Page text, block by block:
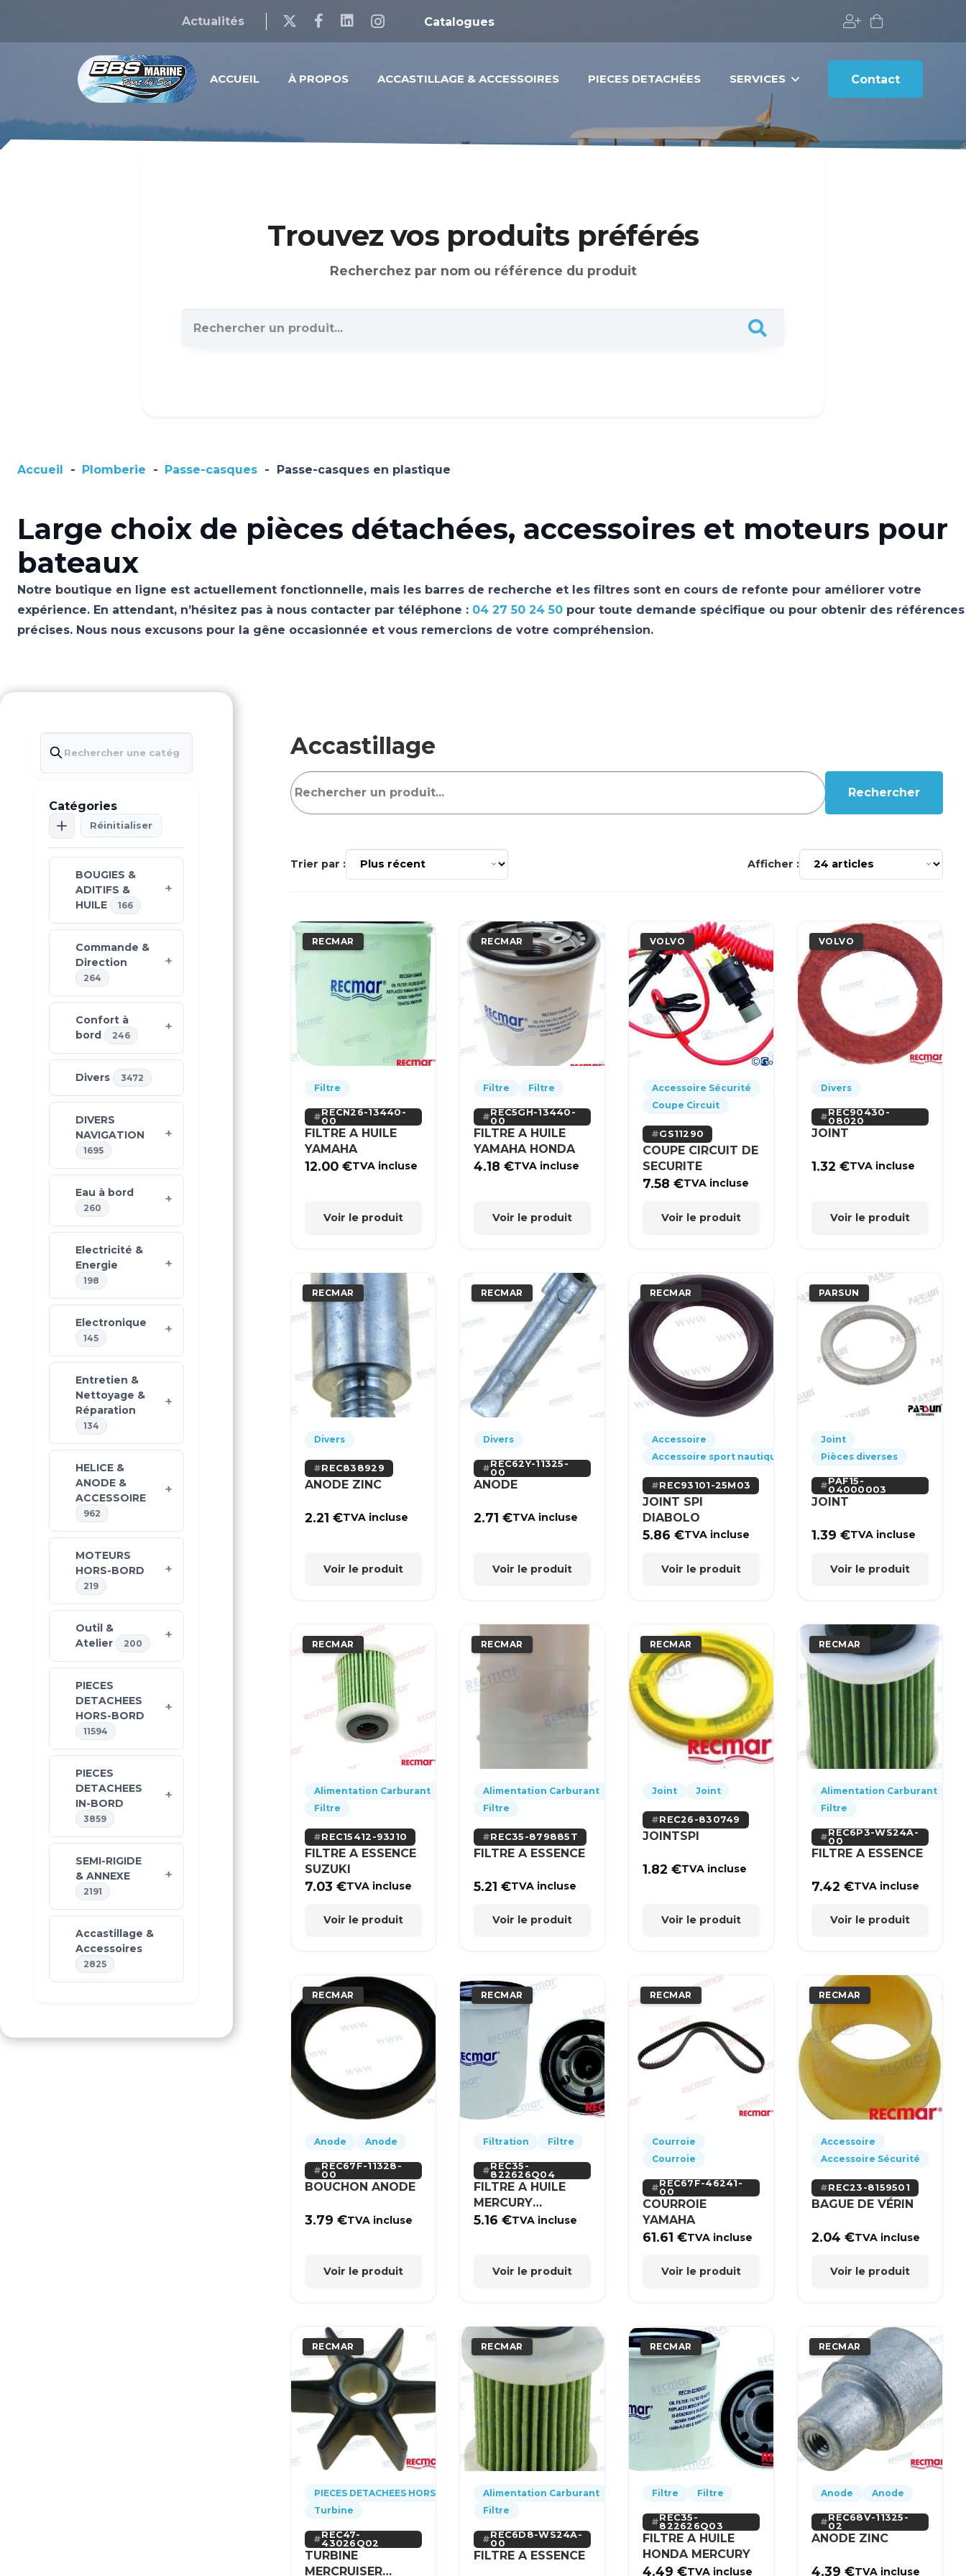
Actualités Catalogues
ACCUEIL À PROPOS ACCASTILLAGE & ACCESSOIRES PIECES DETACHÉES SERVICES Contact
Trouvez vos produits préférés
Recherchez par nom ou référence du produit
Accueil - Plomberie - Passe-casques - Passe-casques en plastique
Large choix de pièces détachées, accessoires et moteurs pour
bateaux
Notre boutique en ligne est actuellement fonctionnelle, mais les barres de recherche et les filtres sont en cours de refonte pour améliorer votre
expérience. En attendant, n’hésitez pas à nous contacter par téléphone : 04 27 50 24 50 pour toute demande spécifique ou pour obtenir des références
précises. Nous nous excusons pour la gêne occasionnée et vous remercions de votre compréhension.
Catégories
Réinitialiser
BOUGIES &
ADITIFS &
HUILE
166
Commande &
Direction
264
Confort à
bord
246
Divers 3472
DIVERS
NAVIGATION
1695
Eau à bord
260
Electricité &
Energie
198
Electronique
145
Entretien &
Nettoyage &
Réparation
134
HELICE &
ANODE &
ACCESSOIRE
962
MOTEURS
HORS-BORD
219
Outil &
Atelier
200
PIECES
DETACHEES
HORS-BORD
11594
PIECES
DETACHEES
IN-BORD
3859
SEMI-RIGIDE
& ANNEXE
2191
Accastillage &
Accessoires
2825
Accastillage
Rechercher
Trier par : Afficher :
RECMAR
Filtre
RECN26-13440-
00
FILTRE A HUILE
YAMAHA
12.00€TVA incluse
Voir le produit
RECMAR
Filtre Filtre
REC5GH-13440-
00
FILTRE A HUILE
YAMAHA HONDA
4.18€TVA incluse
Voir le produit
VOLVO
Accessoire Sécurité
Coupe Circuit
GS11290
COUPE CIRCUIT DE
SECURITE
7.58€TVA incluse
Voir le produit
VOLVO
Divers
REC90430-
08020
JOINT
1.32€TVA incluse
Voir le produit
RECMAR
Divers
REC838929
ANODE ZINC
2.21€TVA incluse
Voir le produit
RECMAR
Divers
REC62Y-11325-
00
ANODE
2.71€TVA incluse
Voir le produit
RECMAR
Accessoire
Accessoire sport nautique
REC93101-25M03
JOINT SPI
DIABOLO
5.86€TVA incluse
Voir le produit
PARSUN
Joint
Pièces diverses
PAF15-
04000003
JOINT
1.39€TVA incluse
Voir le produit
RECMAR
Alimentation Carburant
Filtre
REC15412-93J10
FILTRE A ESSENCE
SUZUKI
7.03€TVA incluse
Voir le produit
RECMAR
Alimentation Carburant
Filtre
REC35-879885T
FILTRE A ESSENCE
5.21€TVA incluse
Voir le produit
RECMAR
Joint Joint
REC26-830749
JOINTSPI
1.82€TVA incluse
Voir le produit
RECMAR
Alimentation Carburant
Filtre
REC6P3-WS24A-
00
FILTRE A ESSENCE
7.42€TVA incluse
Voir le produit
RECMAR
Anode Anode
REC67F-11328-
00
BOUCHON ANODE
3.79€TVA incluse
Voir le produit
RECMAR
Filtration Filtre
REC35-
822626Q04
FILTRE A HUILE
MERCURY
MERCRUISER
5.16€TVA incluse
Voir le produit
RECMAR
Courroie
Courroie
REC67F-46241-
00
COURROIE
YAMAHA
61.61€TVA incluse
Voir le produit
RECMAR
Accessoire
Accessoire Sécurité
REC23-8159501
BAGUE DE VÉRIN
2.04€TVA incluse
Voir le produit
RECMAR
PIECES DETACHEES HORS-BORD
Turbine
REC47-
43026Q02
TURBINE
MERCRUISER
RECMAR
Alimentation Carburant
Filtre
REC6D8-WS24A-
00
FILTRE A ESSENCE
RECMAR
Filtre Filtre
REC35-
822626Q03
FILTRE A HUILE
HONDA MERCURY
4.49€TVA incluse
RECMAR
Anode Anode
REC68V-11325-
02
ANODE ZINC
4.39€TVA incluse